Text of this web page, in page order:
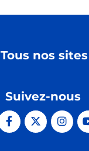
Tous nos sites
Suivez-nous